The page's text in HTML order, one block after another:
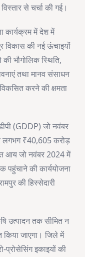
से चर्चा की गई।
कार्यक्रम में देश में
विकास की नई ऊंचाइयों
भौगोलिक स्थिति,
तथा मानव संसाधन
करने की क्षमता
(GDDP) जो नवंबर
लगभग ₹40,605 करोड़
आय जो नवंबर 2024 में
की कार्ययोजना
की हिस्सेदारी
उत्पादन तक सीमित न
जाएगा। जिले में
प्रोसेसिंग इकाइयों की